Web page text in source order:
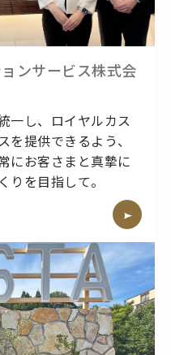
ンサービス株式会
一し、ロイヤルカス
を提供できるよう、
にお客さまと真摯に
りを目指して。